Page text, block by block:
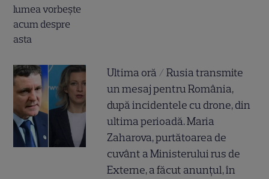
Ultima oră / Rusia transmite
un mesaj pentru România,
după incidentele cu drone, din
ultima perioadă. Maria
Zaharova, purtătoarea de
cuvânt a Ministerului rus de
Externe, a făcut anunțul, în